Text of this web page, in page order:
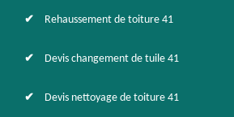
Rehaussement de toiture 41
Devis changement de tuile 41
Devis nettoyage de toiture 41